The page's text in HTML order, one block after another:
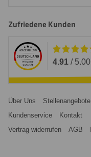
Zufriedene Kunden
4.91 / 5.00
Über Uns Stellenangebote
Kundenservice
Kontakt
Vertrag widerrufen
AGB